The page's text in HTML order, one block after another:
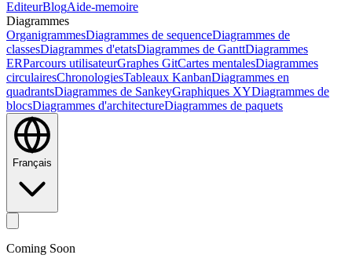
EditeurBlogAide-memoire
Diagrammes
OrganigrammesDiagrammes de sequenceDiagrammes de
classesDiagrammes d'etatsDiagrammes de GanttDiagrammes
ERParcours utilisateurGraphes GitCartes mentalesDiagrammes
circulairesChronologiesTableaux KanbanDiagrammes en
quadrantsDiagrammes de SankeyGraphiques XYDiagrammes de
blocsDiagrammes d'architectureDiagrammes de paquets
Français
Coming Soon